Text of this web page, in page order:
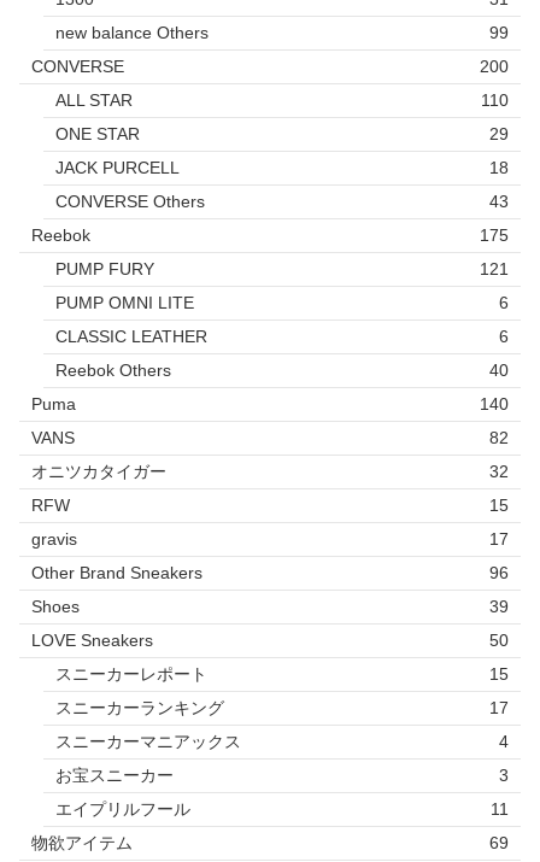
new balance Others
99
CONVERSE
200
ALL STAR
110
ONE STAR
29
JACK PURCELL
18
CONVERSE Others
43
Reebok
175
PUMP FURY
121
PUMP OMNI LITE
6
CLASSIC LEATHER
6
Reebok Others
40
Puma
140
VANS
82
オニツカタイガー
32
RFW
15
gravis
17
Other Brand Sneakers
96
Shoes
39
LOVE Sneakers
50
スニーカーレポート
15
スニーカーランキング
17
スニーカーマニアックス
4
お宝スニーカー
3
エイプリルフール
11
物欲アイテム
69